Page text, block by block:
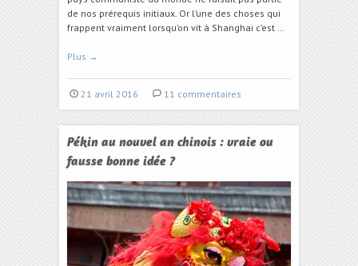
de nos prérequis initiaux. Or l’une des choses qui
frappent vraiment lorsqu’on vit à Shanghai c’est …
Plus →
21 avril 2016 11 commentaires
Pékin au nouvel an chinois : vraie ou
fausse bonne idée ?